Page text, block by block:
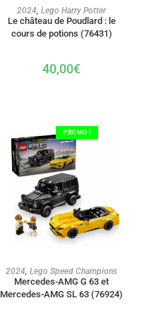
2024 Lego Harry Potter
Le château de Poudlard : le
cours de potions (76431)
40,00€
PROMO !
AJOUTER AU PANIER
2024, Lego Speed Champions
Mercedes-AMG G 63 et
Mercedes-AMG SL 63 (76924)